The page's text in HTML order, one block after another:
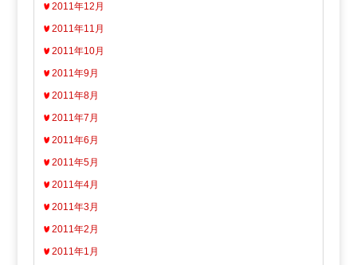
2011年12月
2011年11月
2011年10月
2011年9月
2011年8月
2011年7月
2011年6月
2011年5月
2011年4月
2011年3月
2011年2月
2011年1月